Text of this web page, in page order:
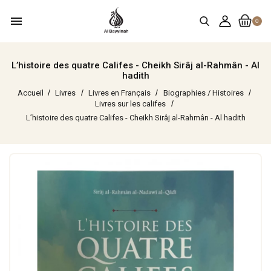
0
menu
L’histoire des quatre Califes - Cheikh Sirâj al-Rahmân - Al
hadith
Accueil Livres Livres en Français
Biographies / Histoires
Livres sur les califes
L’histoire des quatre Califes - Cheikh Sirâj al-Rahmân - Al hadith